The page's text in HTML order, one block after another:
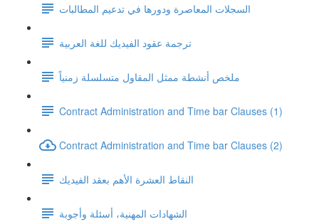
السجلات المعاصرة ودورها في تدعيم المطالبات
ترجمة عقود الفيديك للغة العربية
ملخص أنشطة ممثل المقاول متسلسلة زمنياً
Contract Administration and Time bar Clauses (1)
Contract Administration and Time bar Clauses (2)
النقاط العشرة الأهم بعقد الفيديك
الشهادات المهنية، أسئلة وأجوبة